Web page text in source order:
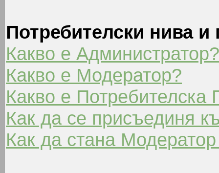
Потребителски нива и
Какво е Администратор?
Какво е Модератор?
Какво е Потребителска
Как да се присъединя
Как да стана